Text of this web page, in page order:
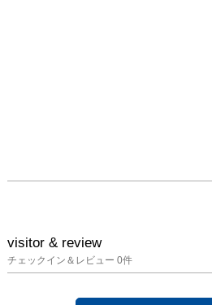
visitor & review
チェックイン＆レビュー 0件